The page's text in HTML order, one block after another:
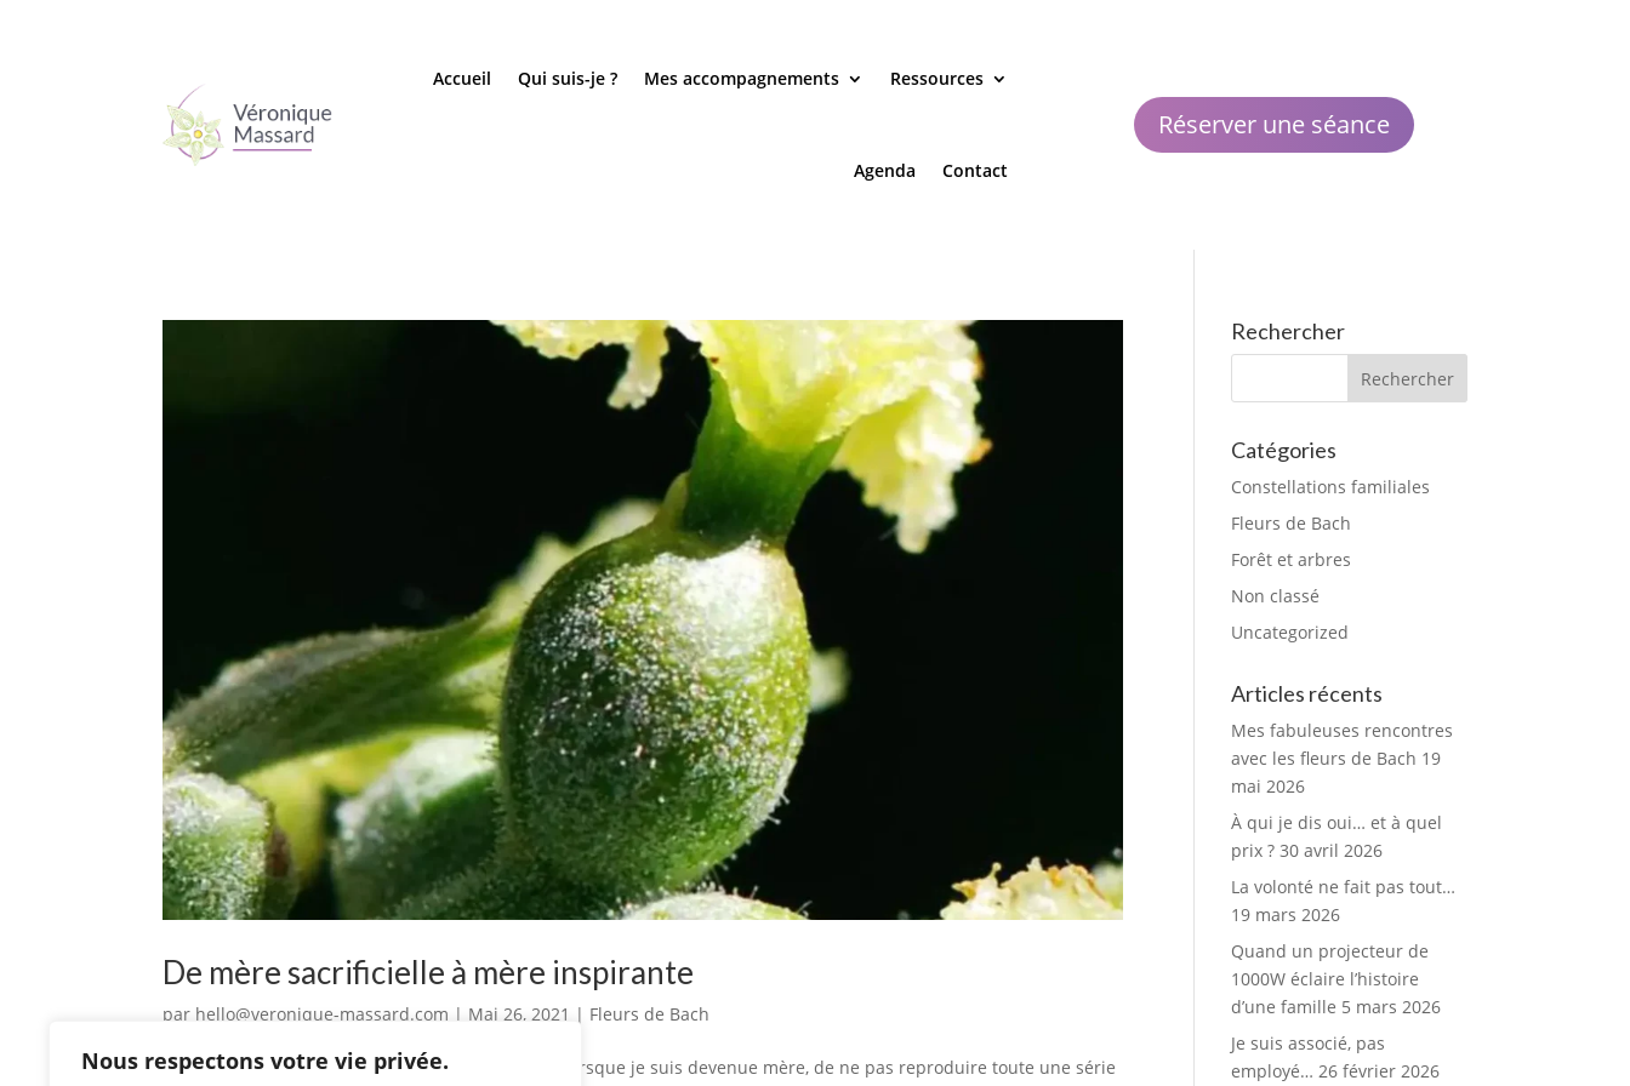
Nous respectons votre vie privée.
Accueil Qui suis-je ? Mes accompagnements Ressources
Agenda Contact
Réserver une séance
De mère sacrificielle à mère inspirante
par hello@veronique-massard.com | Mai 26, 2021 | Fleurs de Bach
Comme beaucoup d’entre nous, je me suis jurée, lorsque je suis devenue mère, de ne pas reproduire toute une série
Rechercher
Catégories
Constellations familiales
Fleurs de Bach
Forêt et arbres
Non classé
Uncategorized
Articles récents
Mes fabuleuses rencontres
avec les fleurs de Bach 19
mai 2026
À qui je dis oui… et à quel
prix ? 30 avril 2026
La volonté ne fait pas tout…
19 mars 2026
Quand un projecteur de
1000W éclaire l’histoire
d’une famille 5 mars 2026
Je suis associé, pas
employé… 26 février 2026